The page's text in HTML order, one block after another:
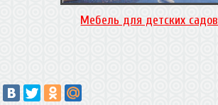
Мебель для детских садов